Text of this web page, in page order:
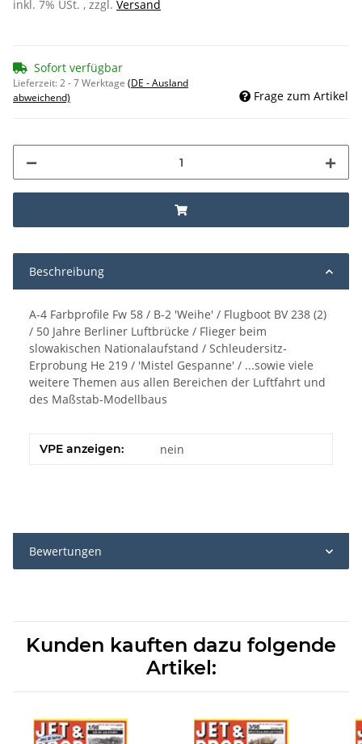
inkl. 7% USt. , zzgl. Versand
Sofort verfügbar
Lieferzeit:2 - 7 Werktage (DE - Ausland
abweichend)
Frage zum Artikel
Beschreibung
A-4 Farbprofile Fw 58 / B-2 'Weihe' / Flugboot BV 238 (2)
/ 50 Jahre Berliner Luftbrücke / Flieger beim
slowakischen Nationalaufstand / Schleudersitz-
Erprobung He 219 / 'Mistel Gespanne' / ...sowie viele
weitere Themen aus allen Bereichen der Luftfahrt und
des Maßstab-Modellbaus
VPE anzeigen: nein
Bewertungen
Kunden kauften dazu folgende
Artikel: